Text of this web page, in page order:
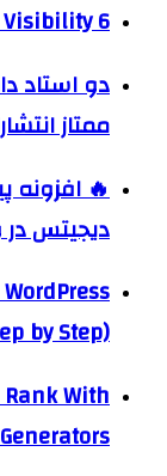
6 Digital PR Strategies to Boost AI Visibility
دو استاد
ممتاز
🔥 افزونه
دیجیتس
by Step)
Rank With